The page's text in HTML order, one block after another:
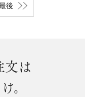
後
文は
。